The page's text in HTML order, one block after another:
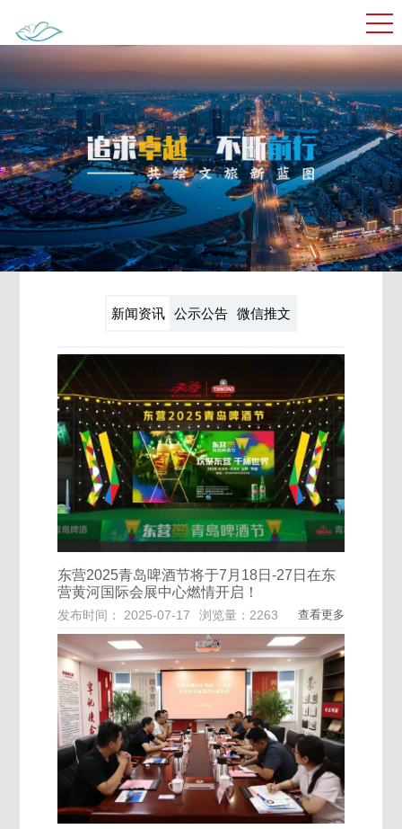
新闻资讯 公示公告 微信推文
东营2025青岛啤酒节将于7月18日-27日在东
营黄河国际会展中心燃情开启！
发布时间： 2025-07-17 浏览量：2263 查看更多